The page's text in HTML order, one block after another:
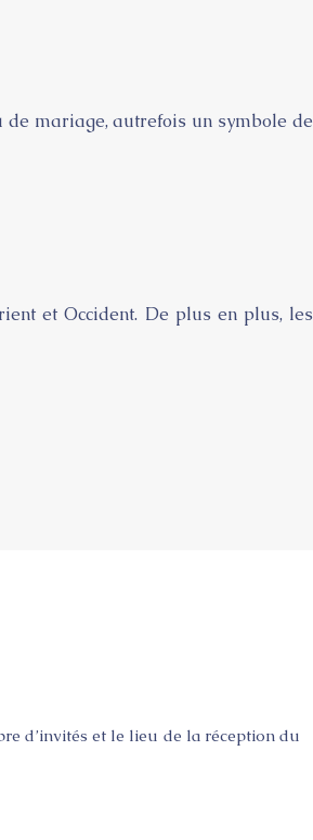
mariage, autrefois un symbole de
et Occident. De plus en plus, les
d’invités et le lieu de la réception du